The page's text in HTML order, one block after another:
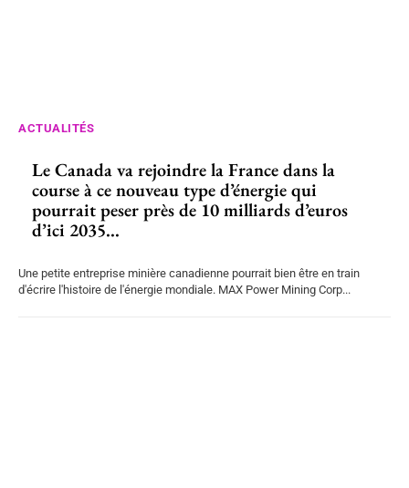
ACTUALITÉS
Le Canada va rejoindre la France dans la
course à ce nouveau type d’énergie qui
pourrait peser près de 10 milliards d’euros
d’ici 2035...
Une petite entreprise minière canadienne pourrait bien être en train
d'écrire l'histoire de l'énergie mondiale. MAX Power Mining Corp...